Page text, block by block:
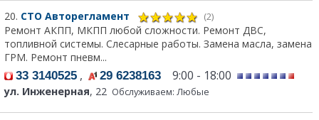
20. СТО Авторегламент (2)
Ремонт АКПП, МКПП любой сложности. Ремонт ДВС,
топливной системы. Слесарные работы. Замена масла, замена
ГРМ. Ремонт пневм...
33 3140525 , 29 6238163 9:00 - 18:00
ул. Инженерная, 22 Обслуживаем: Любые